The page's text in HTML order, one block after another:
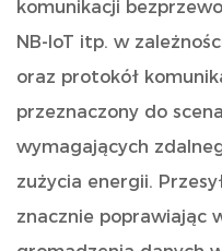
komunikacji
NB-IoT itp. w
oraz protokół
przeznaczony do
wymagających
zużycia energii.
znacznie poprawiając